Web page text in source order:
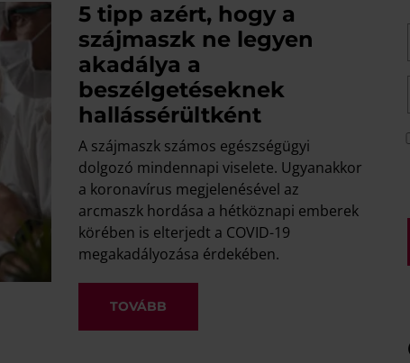
5 tipp azért, hogy a
szájmaszk ne legyen
akadálya a
beszélgetéseknek
hallássérültként
A szájmaszk számos egészségügyi
dolgozó mindennapi viselete. Ugyanakkor
a koronavírus megjelenésével az
arcmaszk hordása a hétköznapi emberek
körében is elterjedt a COVID-19
megakadályozása érdekében.
TOVÁBB